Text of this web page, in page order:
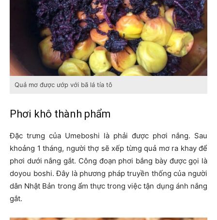
Quả mơ được ướp với bã lá tía tô
Phơi khô thành phẩm
Đặc trưng của Umeboshi là phải được phơi nắng. Sau
khoảng 1 tháng, người thợ sẽ xếp từng quả mơ ra khay để
phơi dưới nắng gắt. Công đoạn phơi bắng bày được gọi là
doyou boshi. Đây là phương pháp truyền thống của người
dân Nhật Bản trong ẩm thực trong việc tận dụng ánh nắng
gắt.